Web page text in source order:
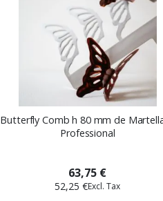
Butterfly Comb h 80 mm de
Professional
63,75 €
52,25 €